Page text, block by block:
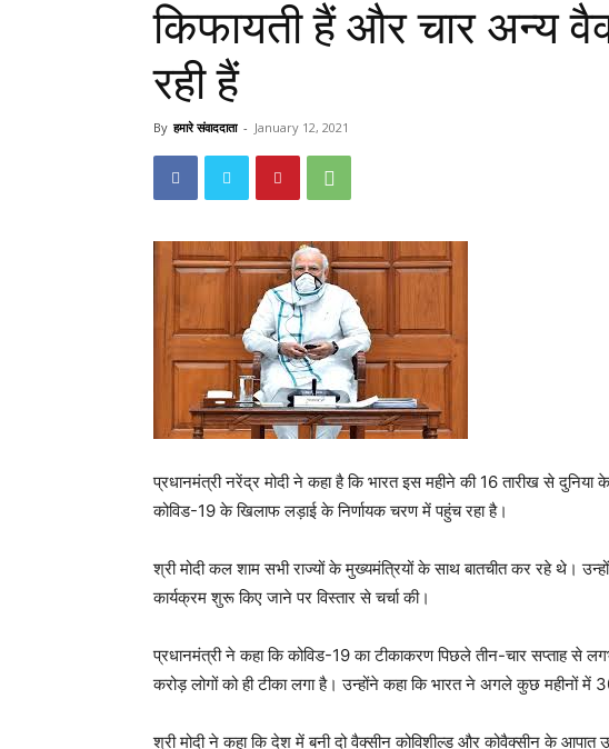
किफायती हैं और चार अन्‍य
रही हैं
By हमारे संवाददाता - January 12, 2021
प्रधानमंत्री नरेंद्र मोदी ने कहा है कि भारत इस महीने की 16 तारीख से
कोविड-19 के खिलाफ लड़ाई के निर्णायक चरण में पहुंच रहा है।
श्री मोदी कल शाम सभी राज्यों के मुख्यमंत्रियों के साथ बातचीत कर रहे थे।
कार्यक्रम शुरू किए जाने पर विस्‍तार से चर्चा की।
प्रधानमंत्री ने कहा कि कोविड-19 का टीकाकरण पिछले तीन-चार सप्‍ताह
करोड़ लोगों को ही टीका लगा है। उन्‍होंने कहा कि भारत ने अगले कुछ महीनों में
श्री मोदी ने कहा कि देश में बनी दो वैक्‍सीन कोविशील्‍ड और कोवैक्‍सीन के आपात